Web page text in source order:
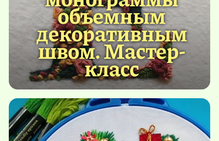
объемным
декоративным
швом. Мастер-
класс